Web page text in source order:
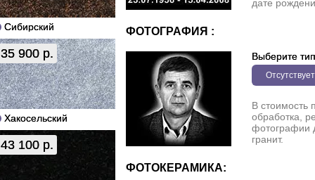
Сибирский
35 900 р.
Хакосельский
43 100 р.
дате
ФОТОГРАФИЯ :
Выберите тип
Отсутствует
В стоимость
обработка,
фотографии
гранит.
ФОТОКЕРАМИКА: